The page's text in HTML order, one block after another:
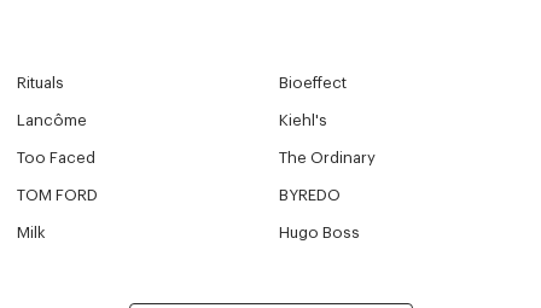
Rituals Bioeffect
Lancôme Kiehl's
Too Faced The Ordinary
TOM FORD BYREDO
Milk Hugo Boss